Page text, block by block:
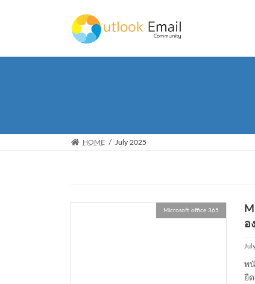
HOME July 2025
Microsoft office 365
อ
พ
ยื